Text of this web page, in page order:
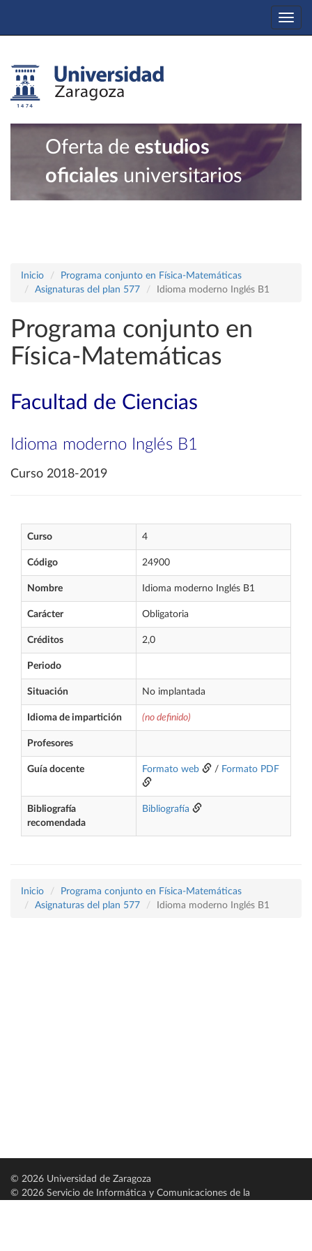
Oferta de estudios
oficiales universitarios
Inicio
Programa conjunto en Física-Matemáticas
Asignaturas del plan 577
Idioma moderno Inglés B1
Programa conjunto en
Física-Matemáticas
Facultad de Ciencias
Idioma moderno Inglés B1
Curso 2018-2019
Curso 4
Código 24900
Nombre Idioma moderno Inglés B1
Carácter Obligatoria
Créditos 2,0
Periodo
Situación No implantada
Idioma de impartición (no definido)
Profesores
Guía docente Formato web / Formato PDF
Bibliografía
recomendada
Bibliografía
Inicio
Programa conjunto en Física-Matemáticas
Asignaturas del plan 577
Idioma moderno Inglés B1
© 2026 Universidad de Zaragoza
© 2026 Servicio de Informática y Comunicaciones de la